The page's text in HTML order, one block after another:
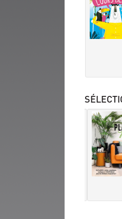
MERCI
ET
BONNE
NUIT...
|